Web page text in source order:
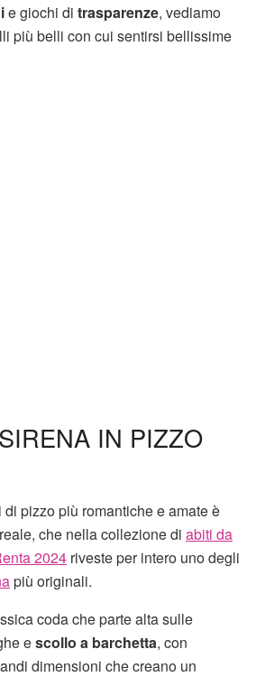
e giochi di trasparenze, vediamo
più belli con cui sentirsi bellissime
IN PIZZO
pizzo più romantiche e amate è
che nella collezione di abiti da
2024 riveste per intero uno degli
più originali.
coda che parte alta sulle
escollo a barchetta, con
dimensioni che creano un